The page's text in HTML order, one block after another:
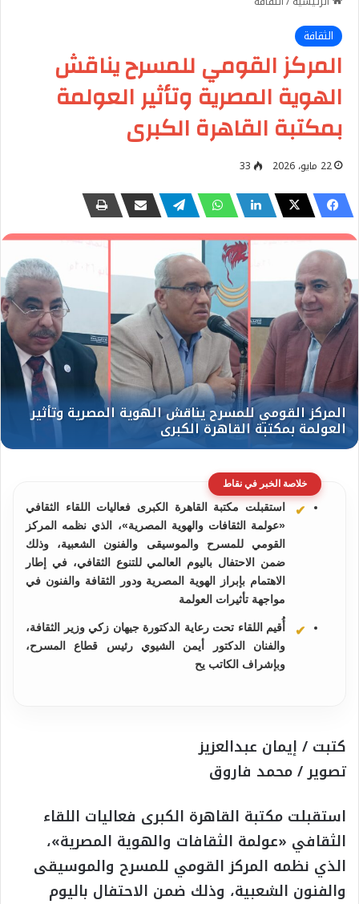
الثقافة
المركز القومي للمسرح يناقش
الهوية المصرية وتأثير العولمة
بمكتبة القاهرة الكبرى
22 مايو، 2026 33
خلاصة الخبر في نقاط
استقبلت مكتبة القاهرة الكبرى فعاليات اللقاء الثقافي
«عولمة الثقافات والهوية المصرية»، الذي نظمه المركز
القومي للمسرح والموسيقى والفنون الشعبية، وذلك
ضمن الاحتفال باليوم العالمي للتنوع الثقافي، في إطار
الاهتمام بإبراز الهوية المصرية ودور الثقافة والفنون في
مواجهة تأثيرات العولمة
أُقيم اللقاء تحت رعاية الدكتورة جيهان زكي وزير الثقافة،
والفنان الدكتور أيمن الشيوي رئيس قطاع المسرح،
وبإشراف الكاتب يح
كتبت / إيمان عبدالعزيز
تصوير / محمد فاروق
استقبلت مكتبة القاهرة الكبرى فعاليات اللقاء
الثقافي «عولمة الثقافات والهوية المصرية»،
الذي نظمه المركز القومي للمسرح والموسيقى
والفنون الشعبية، وذلك ضمن الاحتفال باليوم